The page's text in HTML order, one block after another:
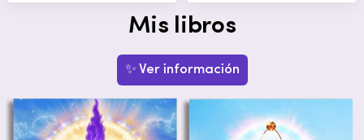
Mis libros
✨ Ver información